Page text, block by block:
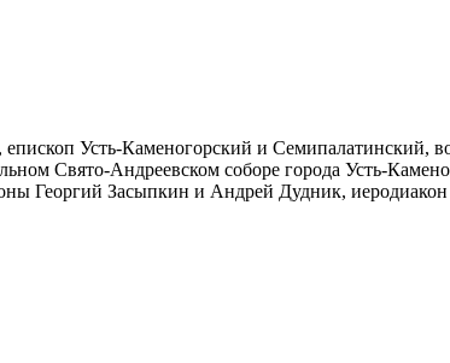
Усть-Каменогорский и Семипалатинский,
Свято-Андреевском соборе города Усть-
Георгий Засыпкин и Андрей Дудник,